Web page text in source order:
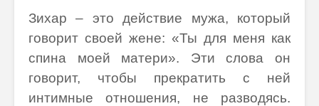
Зихар – это действие мужа, который
говорит своей жене: «Ты для меня как
спина моей матери». Эти слова он
говорит, чтобы прекратить с ней
интимные отношения, не разводясь.